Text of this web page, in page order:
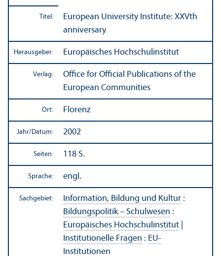
Titel:
European University Institute: XXVth
anniversary
Herausgeber: Europäisches Hochschul­institut
Verlag:
Office for Official Publications of the
European Communities
Ort: Florenz
Jahr/Datum: 2002
Seiten: 118 S.
Sprache: engl.
Sachgebiet: Information, Bildung und Kultur :
Bildungs­politik – Schulwesen :
Europäisches Hochschul­institut
Institutionelle Fragen : EU-
Institutionen